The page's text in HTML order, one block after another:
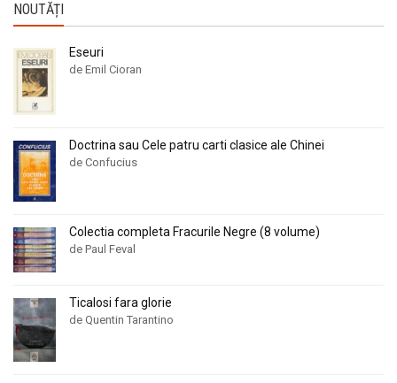
NOUTĂȚI
Eseuri
de Emil Cioran
Doctrina sau Cele patru carti clasice ale Chinei
de Confucius
Colectia completa Fracurile Negre (8 volume)
de Paul Feval
Ticalosi fara glorie
de Quentin Tarantino